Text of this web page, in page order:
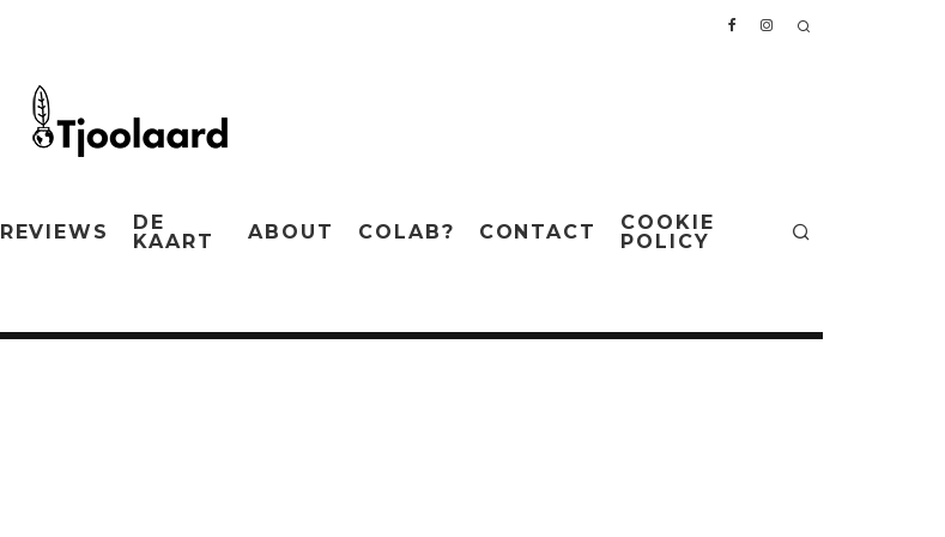
REVIEWS
DE
KAART
ABOUT COLAB? CONTACT
COOKIE
POLICY